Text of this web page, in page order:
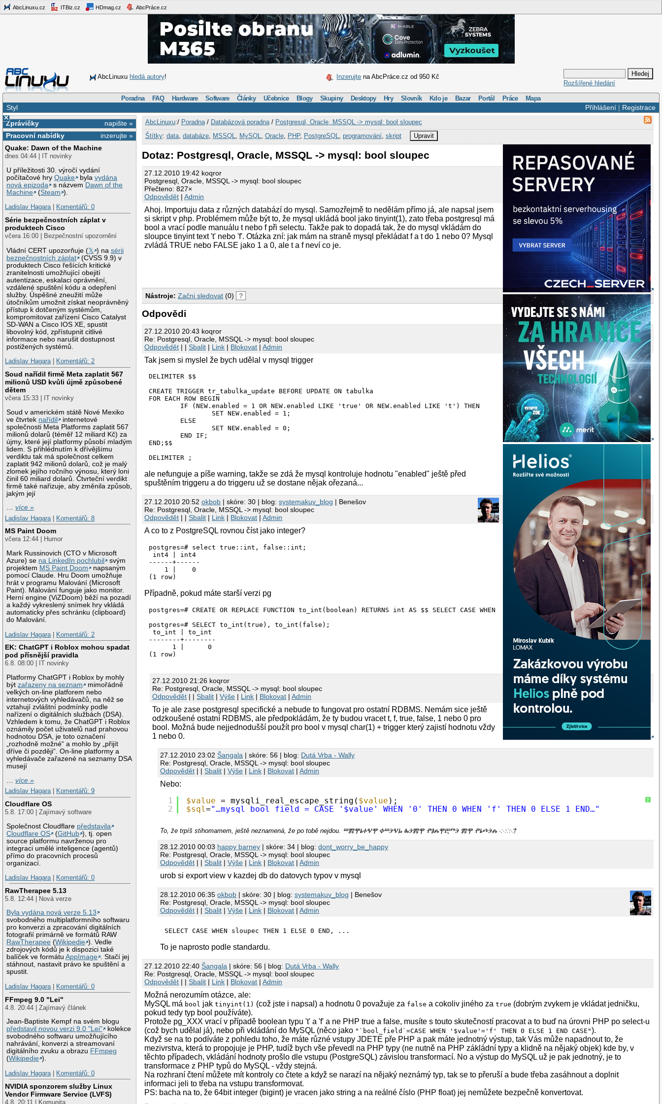
AbcLinuxu.cz ITBiz.cz HDmag.cz AbcPráce.cz
AbcLinuxu hledá autory! Inzerujte na AbcPráce.cz od 950 Kč
Rozšířené hledání
Poradna FAQ Hardware Software Články Učebnice Blogy Skupiny Desktopy Hry Slovník Kdo je Bazar Portál Práce Mapa
Přihlášení| Registrace
Styl
×
napište »
Zprávičky
inzerujte »
Pracovní nabídky
Quake: Dawn of the Machine
dnes 04:44 | IT novinky
U příležitosti 30. výročí vydání
počítačové hryQuake bylavydána
nová epizoda
s názvem Dawn of the
Machine
(Steam ).
Ladislav Hagara| Komentářů: 0
Série bezpečnostních záplat v
produktech Cisco
včera 16:00 | Bezpečnostní upozornění
Vládní CERT upozorňuje (𝕏 ) nasérii
bezpečnostních záplat
(CVSS 9.9) v
produktech Cisco řešících kritické
zranitelnosti umožňující obejití
autentizace, eskalaci oprávnění,
vzdálené spuštění kódu a odepření
služby. Úspěšné zneužití může
útočníkům umožnit získat neoprávněný
přístup k dotčeným systémům,
kompromitovat zařízení Cisco Catalyst
SD-WAN a Cisco IOS XE, spustit
libovolný kód, zpřístupnit citlivé
informace nebo narušit dostupnost
postižených systémů.
Ladislav Hagara| Komentářů: 2
Soud nařídil firmě Meta zaplatit 567
milionů USD kvůli újmě způsobené
dětem
včera 15:33 | IT novinky
Soud v americkém státě Nové Mexiko
ve čtvrtek nařídil
internetové
společnosti Meta Platforms zaplatit 567
milionů dolarů (téměř 12 miliard Kč) za
újmy, které její platformy působí mladým
lidem. S přihlédnutím k dřívějšímu
verdiktu tak má společnost celkem
zaplatit 942 milionů dolarů, což je malý
zlomek jejího ročního výnosu, který loni
činil 60 miliard dolarů. Čtvrteční verdikt
firmě také nařizuje, aby změnila způsob,
jakým její
…více »
Ladislav Hagara
Komentářů: 8
MS Paint Doom
včera 12:44 | Humor
Mark Russinovich (CTO v Microsoft
Azure) se na LinkedIn pochlubil
svým
projektem MS Paint Doom
napsaným
pomocí Claude. Hru Doom umožňuje
hrát v programu Malování (Microsoft
Paint). Malování funguje jako monitor.
Herní engine (ViZDoom) běží na pozadí
a každý vykreslený snímek hry vkládá
automaticky přes schránku (clipboard)
do Malování.
Ladislav Hagara
Komentářů: 2
EK: ChatGPT i Roblox mohou spadat
pod přísnější pravidla
6.8. 08:00 | IT novinky
Platformy ChatGPT i Roblox by mohly
býtzařazeny na seznam
mimořádně
velkých on-line platforem nebo
internetových vyhledávačů, na něž se
vztahují zvláštní podmínky podle
nařízení o digitálních službách (DSA).
Vzhledem k tomu, že ChatGPT i Roblox
oznámily počet uživatelů nad prahovou
hodnotou DSA, je toto označení
„rozhodně možné“ a mohlo by „přijít
dříve či později“. On-line platformy a
vyhledávače zařazené na seznamy DSA
musejí
…více »
Ladislav Hagara| Komentářů: 9
Cloudflare OS
5.8. 17:00 | Zajímavý software
Společnost Cloudflare představila
Cloudflare OS
(GitHub ), tj. open
source platformu navrženou pro
integraci umělé inteligence (agentů)
přímo do pracovních procesů
organizací.
Ladislav Hagara| Komentářů: 0
RawTherapee 5.13
5.8. 12:44 | Nová verze
Byla vydána nová verze 5.13
svobodného multiplatformního softwaru
pro konverzi a zpracování digitálních
fotografií primárně ve formátů RAW
RawTherapee (Wikipedie ). Vedle
zdrojových kódů je k dispozici také
balíček ve formátuAppImage . Stačí jej
stáhnout, nastavit právo ke spuštění a
spustit.
Ladislav Hagara| Komentářů: 0
FFmpeg 9.0 "Lei"
4.8. 20:44 | Zajímavý článek
Jean-Baptiste Kempf na svém blogu
představil novou verzi 9.0 "Lei"
kolekce
svobodného softwaru umožňujícího
nahrávání, konverzi a streamovaní
digitálního zvuku a obrazu FFmpeg
(Wikipedie ).
Ladislav Hagara| Komentářů: 0
NVIDIA sponzorem služby Linux
Vendor Firmware Service (LVFS)
4.8. 20:11 | Komunita
AbcLinuxu:/ Poradna/ Databázová poradna/ Postgresql, Oracle, MSSQL -> mysql: bool sloupec
Štítky: data, databáze, MSSQL MySQL Oracle, PHP, PostgreSQL programování, skript Upravit
Dotaz: Postgresql, Oracle, MSSQL -> mysql: bool sloupec
27.12.2010 19:42 koqror
Postgresql, Oracle, MSSQL -> mysql: bool sloupec
Přečteno: 827×
Odpovědět |Admin
Ahoj. Importuju data z různých databází do mysql. Samozřejmě to nedělám přímo já, ale napsal jsem
si skript v php. Problémem může být to, že mysql ukládá bool jako tinyint(1), zato třeba postgresql má
bool a vrací podle manuálu t nebo f při selectu. Takže pak to dopadá tak, že do mysql vkládám do
sloupce tinyint text 't' nebo 'f'. Otázka zní: jak mám na straně mysql překládat f a t do 1 nebo 0? Mysql
zvládá TRUE nebo FALSE jako 1 a 0, ale t a f neví co je.
Nástroje: Začni sledovat (0) ?
Odpovědi
27.12.2010 20:43 koqror
Re: Postgresql, Oracle, MSSQL -> mysql: bool sloupec
Odpovědět | |Sbalit | Link | Blokovat |Admin
Tak jsem si myslel že bych udělal v mysql trigger
DELIMITER $$
CREATE TRIGGER tr_tabulka_update BEFORE UPDATE ON tabulka
FOR EACH ROW BEGIN
END;$$
ale nefunguje a píše warning, takže se zdá že mysql kontroluje hodnotu "enabled" ještě před
spuštěním triggeru a do triggeru už se dostane nějak ořezaná...
27.12.2010 20:52okbob | skóre: 30 | blog:systemakuv_blog | Benešov
Re: Postgresql, Oracle, MSSQL -> mysql: bool sloupec
Odpovědět | |Sbalit | Link | Blokovat |Admin
A co to z PostgreSQL rovnou číst jako integer?
postgres=# select true::int, false::int;
int4 | int4
------+------
    1 |    0
Případně, pokud máte starší verzi pg
postgres=# CREATE OR REPLACE FUNCTION to_int(boolean) RETURNS int AS $$ SELECT CASE WHEN $1 THEN 1 ELSE 0 END $$ LANGUAGE sql;
postgres=# SELECT to_int(true), to_int(false);
to_int | to_int
--------+--------
      1 |      0
27.12.2010 21:26 koqror
Re: Postgresql, Oracle, MSSQL -> mysql: bool sloupec
Odpovědět | |Sbalit |Výše | Link | Blokovat |Admin
To je ale zase postgresql specifické a nebude to fungovat pro ostatní RDBMS. Nemám sice ještě
odzkoušené ostatní RDBMS, ale předpokládám, že ty budou vracet t, f, true, false, 1 nebo 0 pro
bool. Možná bude nejjednodušší použít pro bool v mysql char(1) + trigger který zajistí hodnotu vždy
1 nebo 0.
27.12.2010 23:02Šangala | skóre: 56 | blog: Dutá Vrba - Wally
Re: Postgresql, Oracle, MSSQL -> mysql: bool sloupec
Odpovědět | |Sbalit |Výše | Link | Blokovat |Admin
Nebo:
?
1
2
$value = mysqli_real_escape_string( $value );
$sql="…mysql_bool_field = CASE '$value' WHEN '0' THEN 0 WHEN 'f' THEN 0 ELSE 1 END…"
To, že trpíš stihomamem, ještě neznamená, že po tobě nejdou. ⰞⰏⰉⰓⰀⰜⰉ ⰗⰞⰅⰜⰘ ⰈⰅⰏⰉ ⰒⰑⰎⰉⰁⰕⰅ ⰏⰉ ⰒⰓⰄⰅⰎ ·:⁖⁘⁙†
28.12.2010 00:03 happy barney | skóre: 34 | blog:dont_worry_be_happy
Re: Postgresql, Oracle, MSSQL -> mysql: bool sloupec
Odpovědět | |Sbalit |Výše | Link | Blokovat |Admin
urob si export view v kazdej db do datovych typov v mysql
28.12.2010 06:35okbob | skóre: 30 | blog:systemakuv_blog | Benešov
Re: Postgresql, Oracle, MSSQL -> mysql: bool sloupec
Odpovědět | |Sbalit |Výše | Link | Blokovat |Admin
SELECT CASE WHEN sloupec THEN 1 ELSE 0 END, ...
To je naprosto podle standardu.
27.12.2010 22:40Šangala | skóre: 56 | blog: Dutá Vrba - Wally
Re: Postgresql, Oracle, MSSQL -> mysql: bool sloupec
Odpovědět | |Sbalit | Link | Blokovat |Admin
Možná nerozumím otázce, ale:
MySQL má bool jaktinyint(1) (což jste i napsal) a hodnotu 0 považuje za false a cokoliv jiného zatrue (dobrým zvykem je vkládat jedničku,
pokud tedy typ bool používáte).
Protože pg_XXX vrací v případě boolean typu 't' a 'f' a ne PHP true a false, musíte s touto skutečností pracovat a to buď na úrovni PHP po select-u
(což bych udělal já), nebo při vkládání do MySQL (něco jako "`bool_field`=CASE WHEN '$value'='f' THEN 0 ELSE 1 END CASE").
Když se na to podíváte z pohledu toho, že máte různé vstupy JDETE pře PHP a pak máte jednotný výstup, tak Vás může napadnout to, že
mezivrstva, která to propojuje je PHP, tudíž bych vše převedl na PHP typy (ne nutně na PHP zákládní typy a klidně na nějaký objek) kde by, v
těchto případech, vkládání hodnoty prošlo dle vstupu (PostgreSQL) závislou transformací. No a výstup do MySQL už je pak jednotný, je to
transformace z PHP typů do MySQL - vždy stejná.
Na rozhraní čtení můžete mít kontroly co čtete a když se narazí na nějaký neznámý typ, tak se to přeruší a bude třeba zasáhnout a doplnit
informaci jeli to třeba na vstupu transformovat.
PS: bacha na to, že 64bit integer (bigint) je vracen jako string a na reálné číslo (PHP float) jej nemůžete bezpečně konvertovat.